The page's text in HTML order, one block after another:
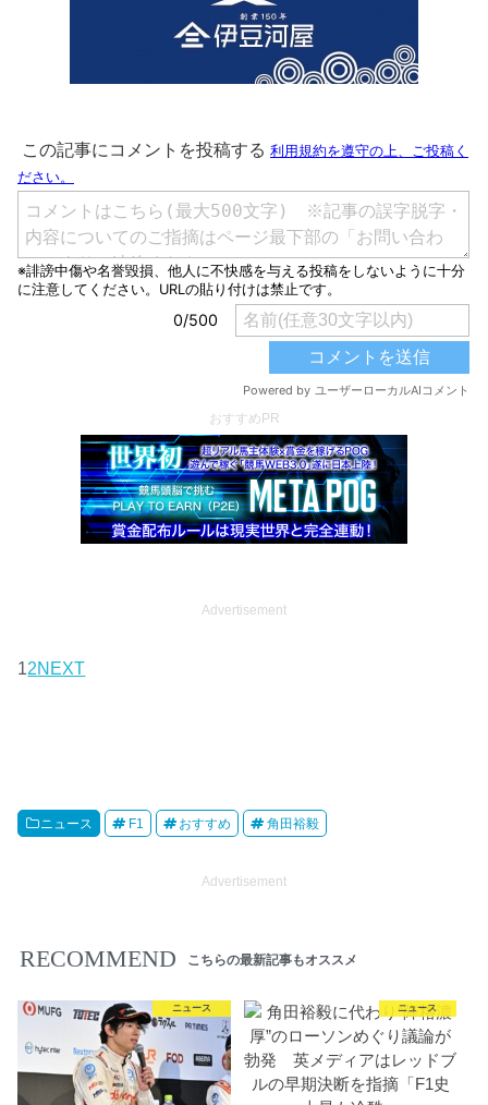
おすすめPR
Advertisement
12NEXT
ニュース F1 おすすめ 角田裕毅
Advertisement
RECOMMEND こちらの最新記事もオススメ
ニュース ニュース